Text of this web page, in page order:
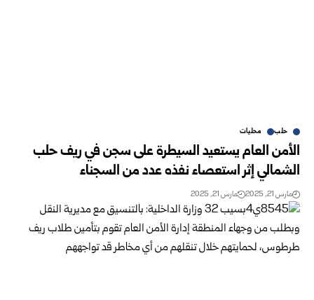
حلب محليات
الأمن العام يستعيد السيطرة على سجن في ريف حلب
الشمالي إثر استعصاء نفذه عدد من السجناء
مارس 21, 2025 مارس 21, 2025